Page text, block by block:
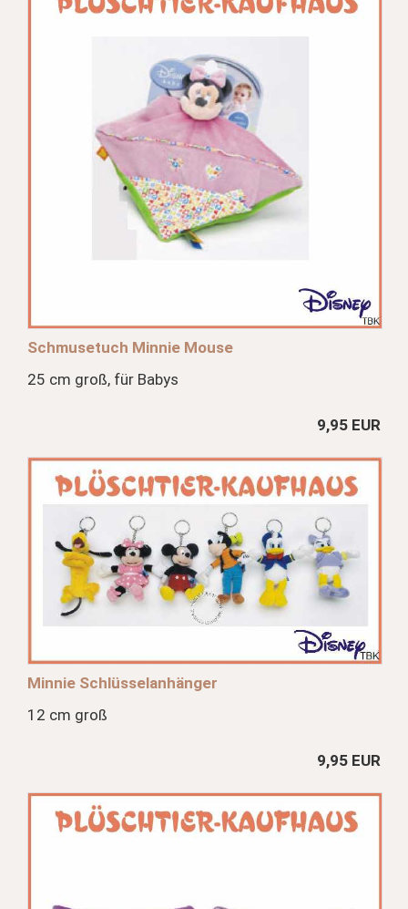
Schmusetuch Minnie Mouse
25 cm groß, für Babys
9,95 EUR
Minnie Schlüsselanhänger
12 cm groß
9,95 EUR